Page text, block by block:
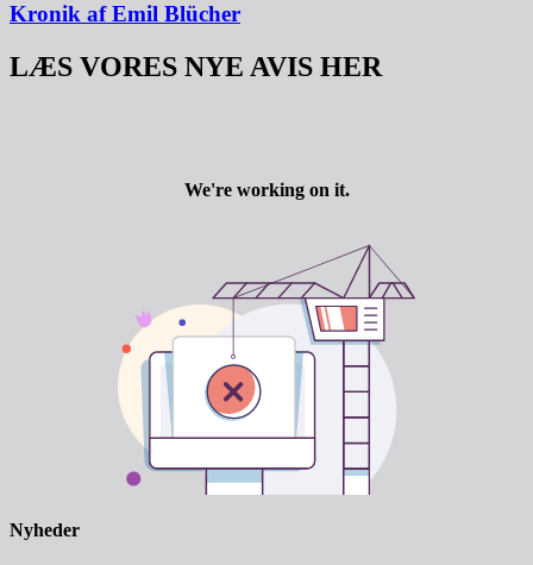
Kronik af Emil Blücher
LÆS VORES NYE AVIS HER
Nyheder